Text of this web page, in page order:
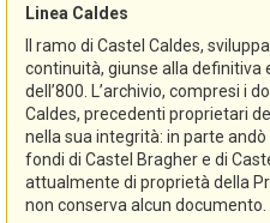
Linea Caldes
Il ramo di Castel Caldes,
continuità, giunse alla definitiva
dell’800. L’archivio, compresi i
Caldes, precedenti proprietari
nella sua integrità: in parte
fondi di Castel Bragher e di
attualmente di proprietà della
non conserva alcun documento.